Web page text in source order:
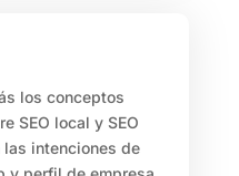
los conceptos
SEO local y SEO
intenciones de